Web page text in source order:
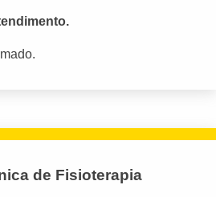
de Fisioterapia